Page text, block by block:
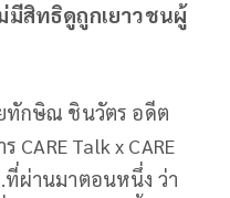
มีสิทธิดูถูกเยาวชนผู้
ทักษิณ​ ชินวัตร​ อดีต
CARE Talk x CARE
.ที่ผ่านมาตอนหนึ่ง ว่า